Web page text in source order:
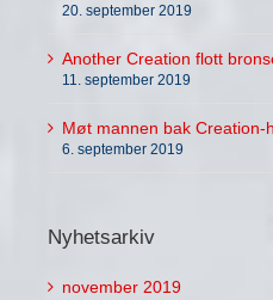
20. september 2019
Another Creation flott
11. september 2019
Møt mannen bak Creation-
6. september 2019
Nyhetsarkiv
november 2019